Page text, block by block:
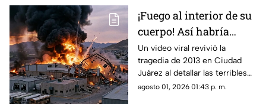
¡Fuego al interior de su
cuerpo! Así habría
muerto una de las
víctimas de la
explosión de una
maquiladora en Ciudad
Un video viral revivió la
tragedia de 2013 en Ciudad
Juárez al detallar las terribles
quemaduras internas que
agosto 01, 2026 01:43 p. m.